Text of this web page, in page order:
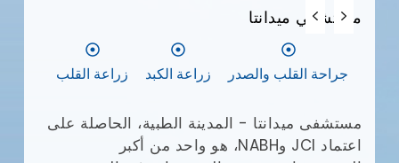
مستشفي ميدانتا
جراحة القلب والصدر زراعة الكبد زراعة القلب
مستشفى ميدانتا - المدينة الطبية، الحاصلة على
اعتماد JCI وNABH، هو واحد من أكبر